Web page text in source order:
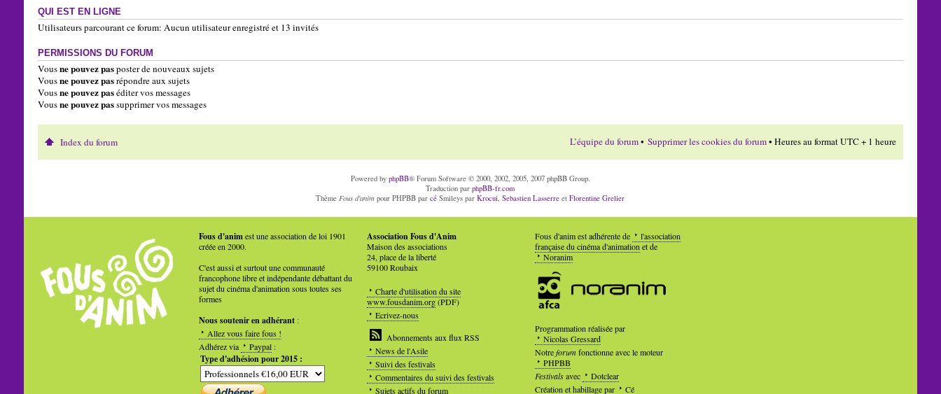
QUI EST EN LIGNE
Utilisateurs parcourant ce forum: Aucun utilisateur enregistré et 13 invités
PERMISSIONS DU FORUM
Vousne pouvez pasposter de nouveaux sujets
Vousne pouvez pasrépondre aux sujets
Vousne pouvez paséditer vos messages
Vousne pouvez passupprimer vos messages
Index du forum L’équipe du forum• Supprimer les cookies du forum• Heures au format UTC + 1 heure
Powered by phpBB® Forum Software © 2000, 2002, 2005, 2007 phpBB Group.
Traduction parphpBB-fr.com
Thème Fous d'anim pour PHPBB parcé Smileys parKrocui ,Sebastien Lasserre etFlorentine Grelier
Fous d'animest une association de loi 1901
créée en 2000.
C'est aussi et surtout une communauté
francophone libre et indépendante débattant du
sujet du cinéma d'animation sous toutes ses
formes
Nous soutenir en adhérant:
Allez vous faire fous !
Adhérez via
Paypal:
Type d'adhésion pour 2015 :
Association Fous d'Anim
Maison des associations
24, place de la liberté
59100 Roubaix
Charte d'utilisation du site
www.fousdanim.org(PDF)
Ecrivez-nous
Abonnements aux flux RSS
News de l'Asile
Suivi des festivals
Commentaires du suivi des festivals
Sujets actifs du forum
Fous d'anim est adhérente de
l'association
française du cinéma d'animationet de
Noranim
Programmation réalisée par
Nicolas Gressard
Notreforumfonctionne avec le moteur
PHPBB
Festivalsavec
Dotclear
Création et habillage par
Cé